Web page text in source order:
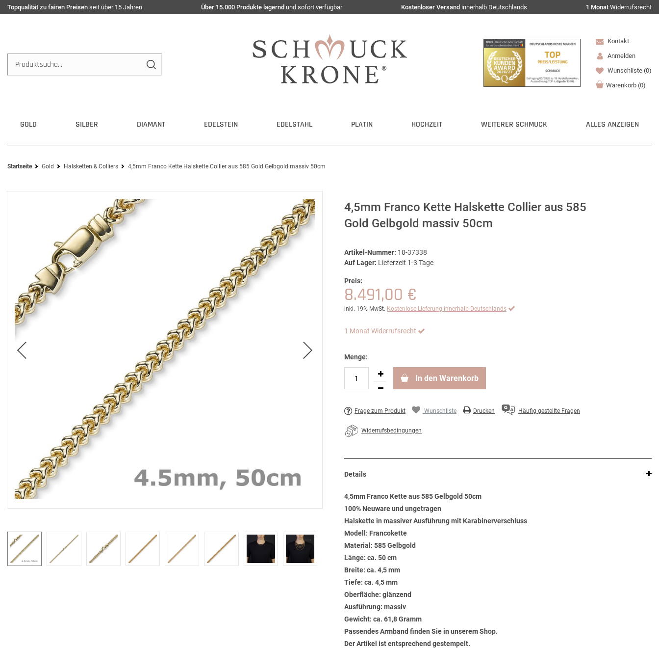
Topqualität zu fairen Preisen seit über 15 Jahren Über 15.000 Produkte lagernd und sofort verfügbar Kostenloser Versand innerhalb Deutschlands 1 Monat Widerrufsrecht
Kontakt
Anmelden
Wunschliste (0)
Warenkorb (0)
GOLD SILBER DIAMANT EDELSTEIN EDELSTAHL PLATIN HOCHZEIT WEITERER SCHMUCK ALLES ANZEIGEN
Startseite Gold Halsketten & Colliers 4,5mm Franco Kette Halskette Collier aus 585 Gold Gelbgold massiv 50cm
4,5mm Franco Kette Halskette Collier aus 585
Gold Gelbgold massiv 50cm
Artikel-Nummer: 10-37338
Auf Lager: Lieferzeit 1-3 Tage
Preis:
8.491,00 €
inkl. 19% MwSt. Kostenlose Lieferung innerhalb Deutschlands
1 Monat Widerrufsrecht
Menge:
In den Warenkorb
Frage zum Produkt Wunschliste Drucken Häufig gestellte Fragen
Widerrufsbedingungen
Details
4,5mm Franco Kette aus 585 Gelbgold 50cm
100% Neuware und ungetragen
Halskette in massiver Ausführung mit Karabinerverschluss
Modell: Francokette
Material: 585 Gelbgold
Länge: ca. 50 cm
Breite: ca. 4,5 mm
Tiefe: ca. 4,5 mm
Oberfläche: glänzend
Ausführung: massiv
Gewicht: ca. 61,8 Gramm
Passendes Armband finden Sie in unserem Shop.
Der Artikel ist entsprechend gestempelt.